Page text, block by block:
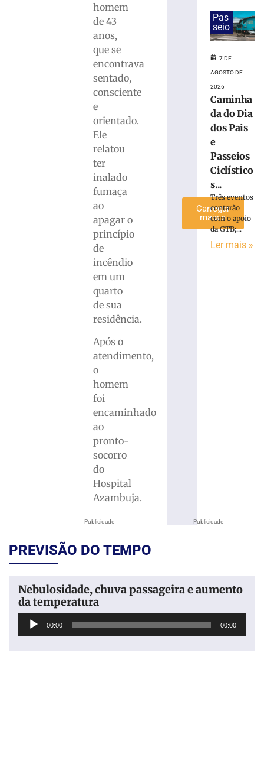
Publicidade
homem
de 43
anos,
que se
encontrava
sentado,
consciente
e
orientado.
Ele
relatou
ter
inalado
fumaça
ao
apagar o
princípio
de
incêndio
em um
quarto
de sua
residência.
Após o
atendimento,
o
homem
foi
encaminhado
ao
pronto-
socorro
do
Hospital
Azambuja.
traseira
ônibus
desembarque
passageira
Carregar
mais »
Publicidade
Pas
seio
7 DE
AGOSTO DE
2026
Caminha
da do Dia
dos Pais
e
Passeios
Ciclístico
s...
Três eventos
contarão
com o apoio
da GTB;...
Ler mais »
PREVISÃO DO TEMPO
Nebulosidade, chuva passageira e aumento
da temperatura
Tocador
00:00 00:00